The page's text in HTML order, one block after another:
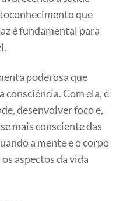
que
é fundamental para
poderosa que
Com ela, é
desenvolver foco e,
mais consciente das
a mente e o corpo
aspectos da vida